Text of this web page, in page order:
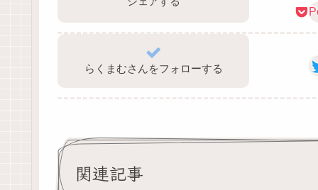
らくまむさんをフォローする
関連記事